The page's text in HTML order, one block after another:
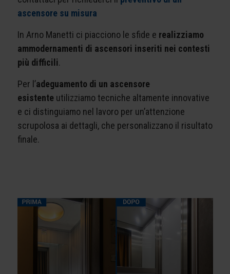
ascensore su misura
In Arno Manetti ci piacciono le sfide e realizziamo
ammodernamenti di ascensori inseriti nei contesti
più difficili.
Per l’adeguamento di un ascensore
esistenteutilizziamo tecniche altamente innovative
e ci distinguiamo nel lavoro per un’attenzione
scrupolosa ai dettagli, che personalizzano il risultato
finale.